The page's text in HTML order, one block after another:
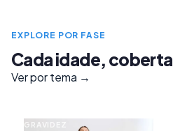
EXPLORE POR FASE
Cada idade, coberta
Ver por tema →
GRAVIDEZ